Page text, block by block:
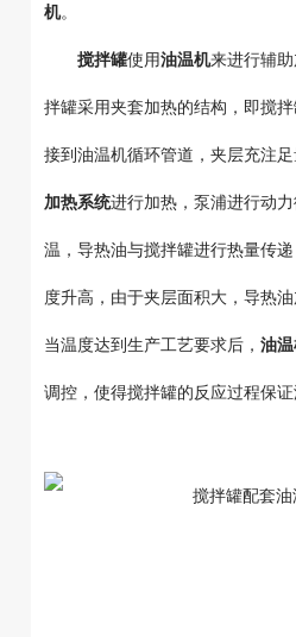
机。
搅拌罐使用油温机来进行辅
拌罐采用夹套加热的结构，即搅
接到油温机循环管道，夹层充注
加热系统进行加热，泵浦进行动
温，导热油与搅拌罐进行热量传
度升高，由于夹层面积大，导热
当温度达到生产工艺要求后，油
调控，使得搅拌罐的反应过程保证